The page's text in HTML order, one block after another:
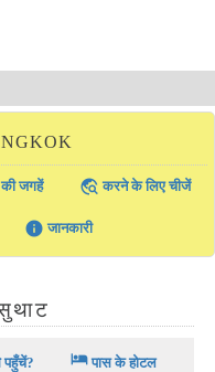
जगहें travel_explore करने के लिए चीजें
info जानकारी
पहुँचें? hotelपास के होटल